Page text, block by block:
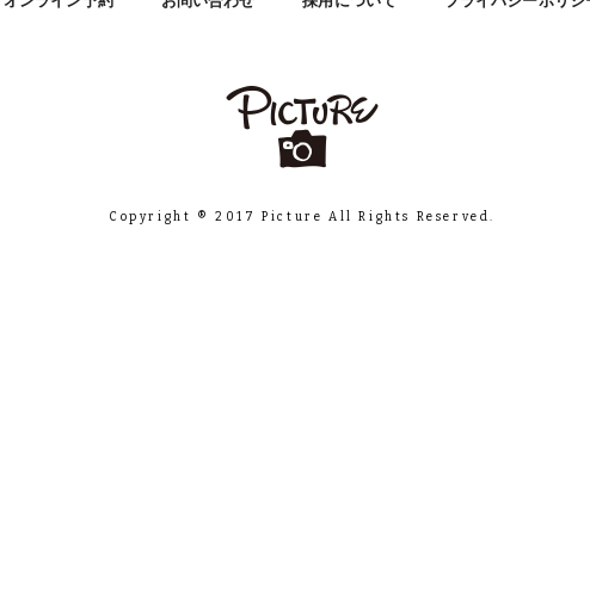
Copyright ® 2017 Picture All Rights Reserved.